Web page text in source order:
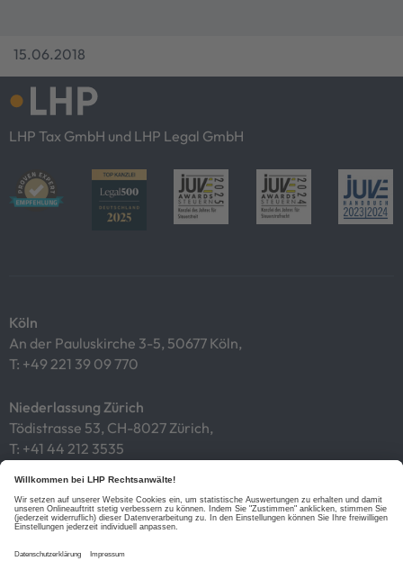
15.06.2018
LHP Tax GmbH und LHP Legal GmbH
Köln
An der Pauluskirche 3-5, 50677 Köln,
T: +49 221 39 09 770
Niederlassung Zürich
Tödistrasse 53, CH-8027 Zürich,
T: +41 44 212 3535